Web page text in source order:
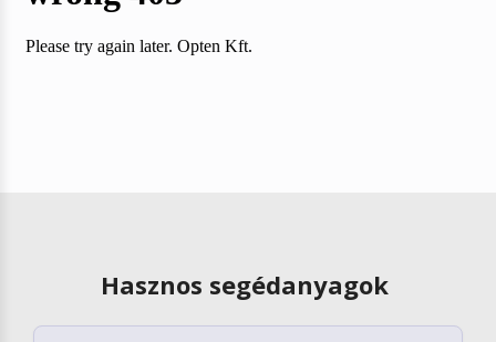
Hasznos segédanyagok